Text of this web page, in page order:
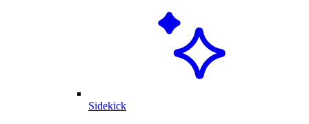
Sidekick